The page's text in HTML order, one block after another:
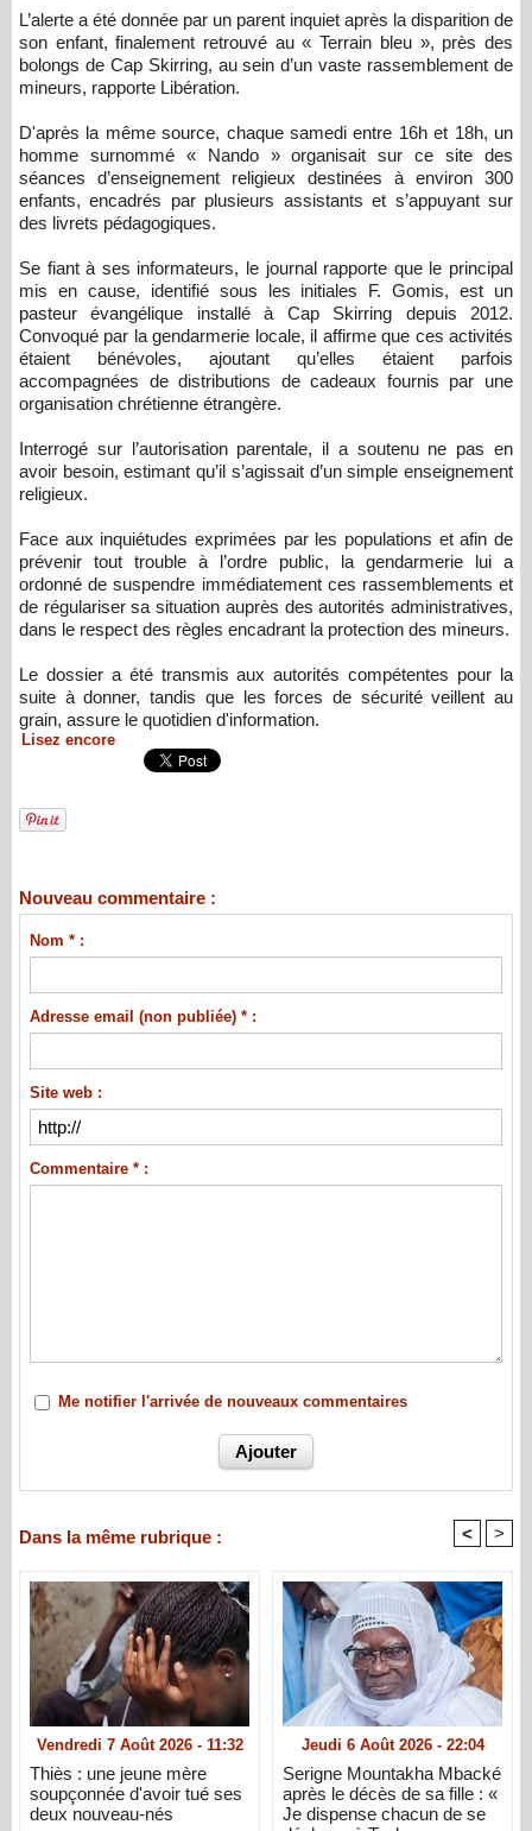
L’alerte a été donnée par un parent inquiet après la disparition de
son enfant, finalement retrouvé au « Terrain bleu », près des
bolongs de Cap Skirring, au sein d’un vaste rassemblement de
mineurs, rapporte Libération.
D'après la même source, chaque samedi entre 16h et 18h, un
homme surnommé « Nando » organisait sur ce site des
séances d’enseignement religieux destinées à environ 300
enfants, encadrés par plusieurs assistants et s’appuyant sur
des livrets pédagogiques.
Se fiant à ses informateurs, le journal rapporte que le principal
mis en cause, identifié sous les initiales F. Gomis, est un
pasteur évangélique installé à Cap Skirring depuis 2012.
Convoqué par la gendarmerie locale, il affirme que ces activités
étaient bénévoles, ajoutant qu’elles étaient parfois
accompagnées de distributions de cadeaux fournis par une
organisation chrétienne étrangère.
Interrogé sur l’autorisation parentale, il a soutenu ne pas en
avoir besoin, estimant qu’il s’agissait d’un simple enseignement
religieux.
Face aux inquiétudes exprimées par les populations et afin de
prévenir tout trouble à l’ordre public, la gendarmerie lui a
ordonné de suspendre immédiatement ces rassemblements et
de régulariser sa situation auprès des autorités administratives,
dans le respect des règles encadrant la protection des mineurs.
Le dossier a été transmis aux autorités compétentes pour la
suite à donner, tandis que les forces de sécurité veillent au
grain, assure le quotidien d'information.
Lisez encore
Nouveau commentaire :
Nom * :
Adresse email (non publiée) * :
Site web :
Commentaire * :
Me notifier l'arrivée de nouveaux commentaires
Dans la même rubrique : < >
Vendredi 7 Août 2026 - 11:32
Thiès : une jeune mère
soupçonnée d'avoir tué ses
deux nouveau-nés
Jeudi 6 Août 2026 - 22:04
Serigne Mountakha Mbacké
après le décès de sa fille : «
Je dispense chacun de se